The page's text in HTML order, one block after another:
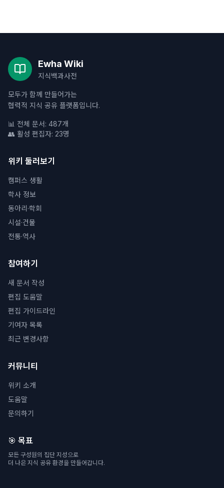
Ewha Wiki
지식백과사전
모두가 함께 만들어가는
협력적 지식 공유 플랫폼입니다.
📊 전체 문서: 487개
👥 활성 편집자: 23명
위키 둘러보기
캠퍼스 생활
학사 정보
동아리·학회
시설·건물
전통·역사
참여하기
새 문서 작성
편집 도움말
편집 가이드라인
기여자 목록
최근 변경사항
커뮤니티
위키 소개
도움말
문의하기
🎯 목표
모든 구성원의 집단 지성으로
더 나은 지식 공유 환경을 만들어갑니다.